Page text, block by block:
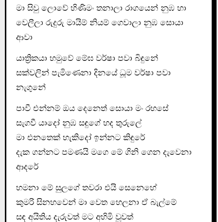
මා සිවු ලොවේ හිණිමං තනාලා රාගයෙන් නුඹ හා
වෙලීලා රුදුරු මායිම් නියම් ගෙවාලා නුඹ සොයා
ආවා
යාත්‍රිකයා හමුවේ මේඝ වර්ෂා පවා බිඳුනේ
සක්වලින් පැමිණෙනා දිනයේ ධූම වර්ෂා පවා
නැගුනේ
පාවී එන්නම් ඔය දෙනෙත් සොයා මං රහසේ
සැගවී යාදෝ නුඹ සඳුගේ හද තුරුලේ
මා එනතෙක් හැකිදෝ ඉන්නට කිඳුරේ
දැක ගන්නට පමණයි මගෙ මේ ගිනි ගෙන දැවෙනා
ආදරේ
හමනා මේ සුලගේ තවරා එයි සෙනෙහේ
කුමරි සිනහවෙන් මා වෙත හෙලනා ඒ බැල්මේ
සඳ අයිතිය දැරුවත් මට අහිමි වූවත්